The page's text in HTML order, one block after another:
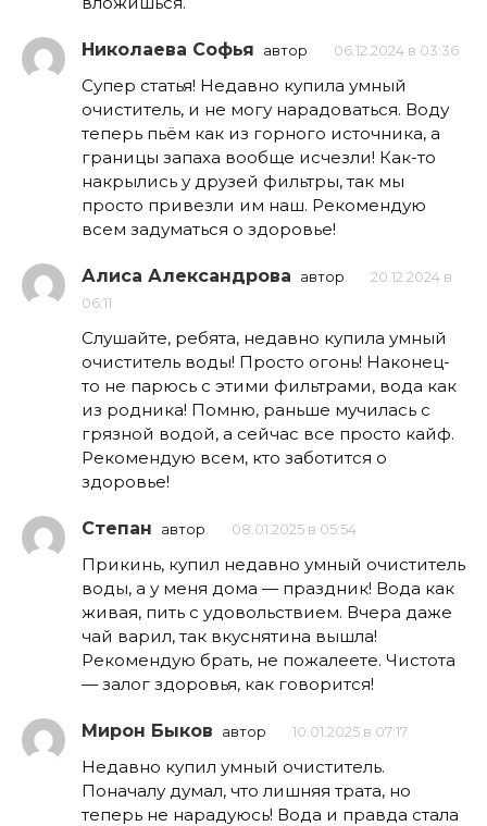
Николаева Софья автор 06.12.2024 в 03:36
Супер статья! Недавно купила умный
очиститель, и не могу нарадоваться. Воду
теперь пьём как из горного источника, а
границы запаха вообще исчезли! Как-то
накрылись у друзей фильтры, так мы
просто привезли им наш. Рекомендую
всем задуматься о здоровье!
Алиса Александрова автор
20.12.2024 в
06:11
Слушайте, ребята, недавно купила умный
очиститель воды! Просто огонь! Наконец-
то не парюсь с этими фильтрами, вода как
из родника! Помню, раньше мучилась с
грязной водой, а сейчас все просто кайф.
Рекомендую всем, кто заботится о
здоровье!
Степан автор 08.01.2025 в 05:54
Прикинь, купил недавно умный очиститель
воды, а у меня дома — праздник! Вода как
живая, пить с удовольствием. Вчера даже
чай варил, так вкуснятина вышла!
Рекомендую брать, не пожалеете. Чистота
— залог здоровья, как говорится!
Мирон Быков автор 10.01.2025 в 07:17
Недавно купил умный очиститель.
Поначалу думал, что лишняя трата, но
теперь не нарадуюсь! Вода и правда стала